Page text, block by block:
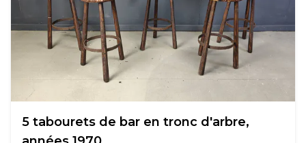
5 tabourets de bar en tronc d'arbre,